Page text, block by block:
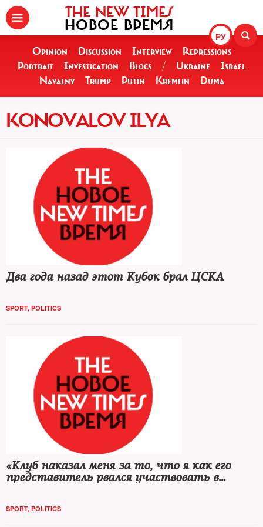
РУ
THE NEW TIMES
НОВОЕ ВРЕМЯ
Opinion Discussion Interview
Repressions
Portrait
Investigation Blogs / Ukraine
Israel
Navalny
Trump Putin Kremlin Duma
KONOVALOV ILYA
Два года назад этот Кубок брал ЦСКА
SPORT, POLITICS
«Клуб наказал меня за то, что я как его
представитель рвался участвовать в
SPORT, POLITICS